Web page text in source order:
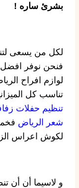
بشرئ ساره !
لكل من يسعى
فنحن نوفر افضل
لوازم افراح
تناسب كل
تنظيم حفلات
شعر الرياض
لكوش اعراس
و لاسيما أن أن